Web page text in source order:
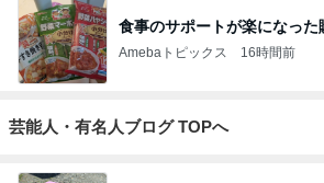
芸能人・有名人ブログ TOPへ
Amebaトピックス